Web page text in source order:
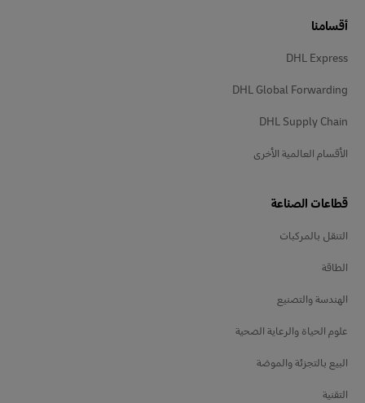
أقسامنا
DHL Express
DHL Global Forwarding
DHL Supply Chain
الأقسام العالمية الأخرى
قطاعات الصناعة
التنقل بالمركبات
الطاقة
الهندسة والتصنيع
علوم الحياة والرعاية الصحية
البيع بالتجزئة والموضة
التقنية